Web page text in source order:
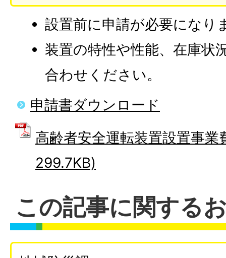
設置前に申請が必要になり
装置の特性や性能、在庫状
合わせください。
申請書ダウンロード
高齢者安全運転装置設置事業
299.7KB)
この記事に関する